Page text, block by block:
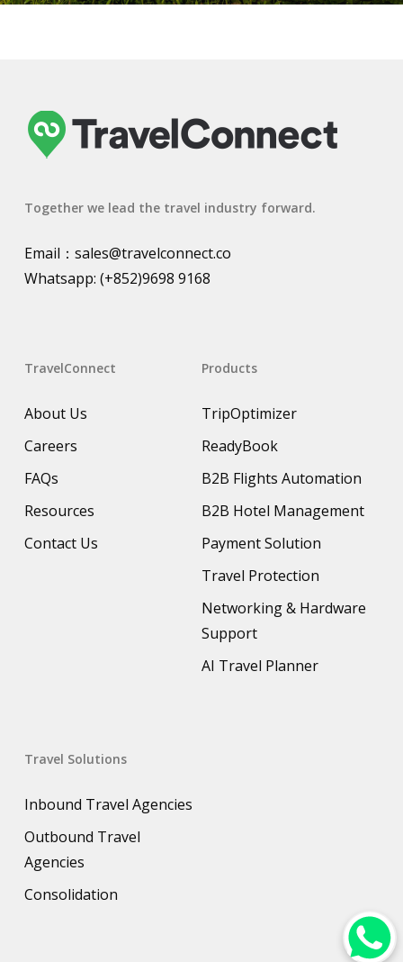
Together we lead the travel industry forward.
Email： sales@travelconnect.co
Whatsapp: (+852)9698 9168
TravelConnect
About Us
Careers
FAQs
Resources
Contact Us
Products
TripOptimizer
ReadyBook
B2B Flights Automation
B2B Hotel Management
Payment Solution
Travel Protection
Networking & Hardware
Support
AI Travel Planner
Travel Solutions
Inbound Travel Agencies
Outbound Travel
Agencies
Consolidation